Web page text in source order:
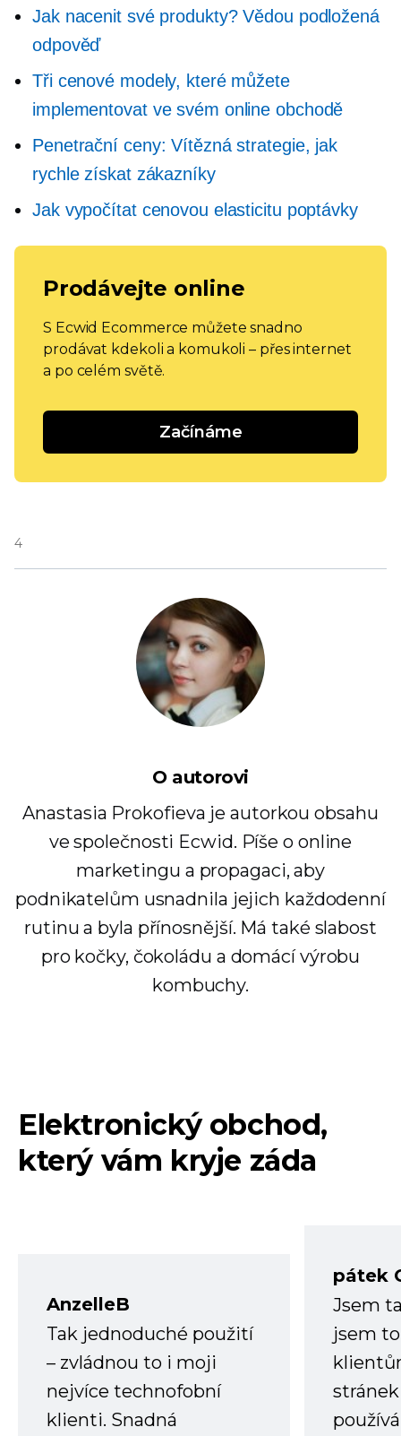
Jak nacenit své produkty? Vědou podložená
odpověď
Tři cenové modely, které můžete
implementovat ve svém online obchodě
Penetrační ceny: Vítězná strategie, jak
rychle získat zákazníky
Jak vypočítat cenovou elasticitu poptávky
Prodávejte online
S Ecwid Ecommerce můžete snadno
prodávat kdekoli a komukoli – přes internet
a po celém světě.
Začínáme
4
O autorovi
Anastasia Prokofieva je autorkou obsahu
ve společnosti Ecwid. Píše o online
marketingu a propagaci, aby
podnikatelům usnadnila jejich každodenní
rutinu a byla přínosnější. Má také slabost
pro kočky, čokoládu a domácí výrobu
kombuchy.
Elektronický obchod,
který vám kryje záda
AnzelleB
Tak jednoduché použití
– zvládnou to i moji
nejvíce technofobní
klienti. Snadná
pátek
Jsem
jsem